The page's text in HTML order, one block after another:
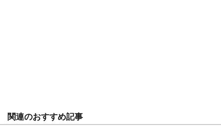
関連のおすすめ記事